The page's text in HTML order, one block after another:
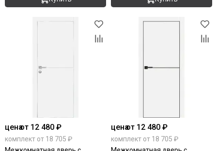
ценаот 12 480 ₽
комплект от 18 705 ₽
ценаот 12 480 ₽
комплект от 18 705 ₽